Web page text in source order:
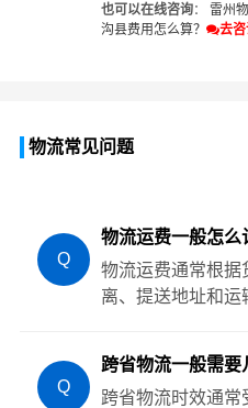
也可以在线咨询： 雷州
沟县费用怎么算？
去
物流常见问题
Q
物流运费一般怎么
物流运费通常根据
离、提送地址和运
Q
跨省物流一般需要
跨省物流时效通常